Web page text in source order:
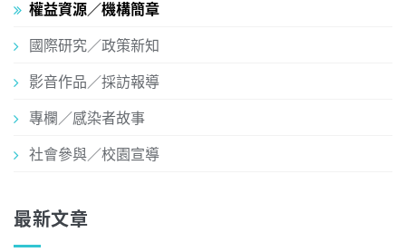
權益資源／機構簡章
國際研究／政策新知
影音作品／採訪報導
專欄／感染者故事
社會參與／校園宣導
最新文章